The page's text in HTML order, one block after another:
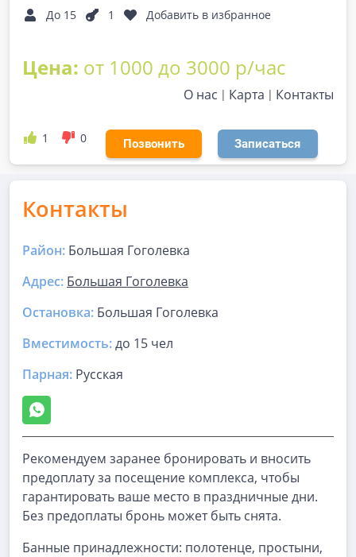
До 15 1 Добавить в избранное
Цена: от 1000 до 3000 р/час
О нас Карта Контакты
1 0 Позвонить Записаться
Контакты
Район: Большая Гоголевка
Адрес: Большая Гоголевка
Остановка: Большая Гоголевка
Вместимость:до 15 чел
Парная: Русская
Рекомендуем заранее бронировать и вносить
предоплату за посещение комплекса, чтобы
гарантировать ваше место в праздничные дни.
Без предоплаты бронь может быть снята.
Банные принадлежности: полотенце, простыни,